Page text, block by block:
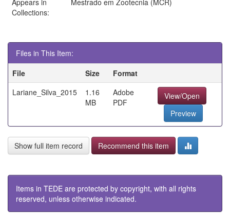
Collections:
Files in This Item:
File
Size
Format
Lariane_Silva_2015
1.16
MB
Adobe
PDF
View/Open
Preview
Show full item record Recommend this item
Items in TEDE are protected by copyright, with all rights
reserved, unless otherwise indicated.